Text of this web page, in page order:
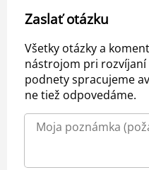
Zaslať otázku
Všetky otázky a
nástrojom pri rozvíjaní
podnety spracujeme
ne tiež odpovedáme.